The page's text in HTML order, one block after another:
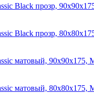
Black прозр,
Black прозр,
матовый, 90х90х175,
матовый, 80х80х175,